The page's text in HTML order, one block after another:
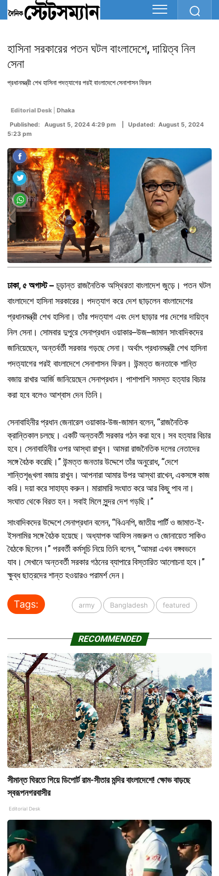
হাসিনা সরকারের পতন ঘটল ‍বাংলাদেশে, দায়িত্ব নিল
সেনা
প্রধানমন্ত্রী শেখ হাসিনা পদত্যাগের পরই ‍বাংলাদেশে সেনাশাসন ফিরল
Editorial Desk
Dhaka
Published: August 5, 2024 4:29 pm | Updated: August 5, 2024
5:23 pm
ঢাকা, ৫অগাস্ট– চূড়ান্ত রাজনৈতিক অস্থিরতা বাংলাদেশজুড়ে। ‍পতন ঘটল
‍বাংলাদেশে হাসিনাসরকারের। পদত্যাগ করেদেশছাড়লেন ‍বাংলাদেশের
প্রধানমন্ত্রী শেখহাসিনা।তাঁর পদত্যাগ এ‍বং দেশছাড়ার পর দেশেরদায়িত্ব
‍নিলসেনা। সোম‍বার দুপুরে সেনাপ্রধান ওয়াকার–উজ–জামান সাং‍বাদিকদের
জানিয়েছেন, অন্তর্বর্তীসরকার গড়ছেসেনা। অর্থাৎপ্রধানমন্ত্রী শেখ হাসিনা
পদত্যাগের পরই ‍বাংলাদেশে সেনাশাসন ফিরল। উন্মত্তজনতাকে শান্তি
বজায় রাখার আর্জি জানিয়েছেন সেনাপ্রধান। পাশাপাশি সমস্ত হত্যারবিচার
করাহবে বলেও আশ্বাস দেন তিনি।
সেনাবাহিনীরপ্রধানজেনারেল ওয়াকার-উজ-জামান বলেন, “রাজনৈতিক
ক্রান্তিকালচলছে। একটিঅন্তবর্তীসরকারগঠন করা হবে। সবহত্যারবিচার
হবে। সেনাবাহিনীরওপর আস্থা রাখুন। আমরারাজনৈতিকদলেরনেতাদের
সঙ্গেবৈঠককরেছি।” উন্মত্তজনতারউদ্দেশেতাঁরঅনুরোধ, “দেশে
শান্তিশৃঙ্খলাবজায়রাখুন। আপনারাআমার উপর আস্থা রাখেন,একসঙ্গেকাজ
করি। দয়াকরেসাহায্যকরুন। মারামারিসংঘাতকরেআর কিছুপাবনা।
সংঘাতথেকেবিরতহন। সবাইমিলেসুন্দরদেশ গড়ছি।”
সাং‍বাদিকদেরউদ্দেশেসেনাপ্রধানবলেন, “বিএনপি, জাতীয়পার্টিও জামাত-ই-
ইসলামিরসঙ্গেবৈঠকহয়েছে। অধ্যাপকআফিসনজরুলও জোনায়েতসাকিও
বৈঠকেছিলেন।” পরবর্তীকর্মসূচিনিয়েতিনি বলেন, “আমরাএখনবঙ্গবভনে
যাব। সেখানেঅন্তবর্তীসরকারগঠনেরব্যাপারেবিস্তারিতআলোচনা হবে।”
ক্ষুব্ধছাত্রদেরশান্তহওয়ারও পরামর্শদেন।
Tags: army Bangladesh featured
RECOMMENDED
সীমান্ত ঘিরতে গিয়ে ডিপোর্ট রাম-সীতার মন্দির বাংলাদেশে! ক্ষোভ বাড়ছে
স্বরূপনগরবাসীর
Editorial Desk